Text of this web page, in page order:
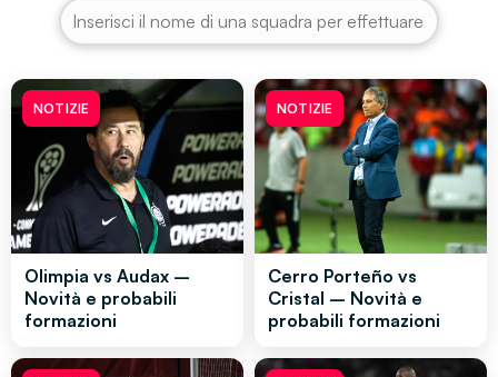
NOTIZIE
Olimpia vs Audax –
Novità e probabili
formazioni
NOTIZIE
Cerro Porteño vs
Cristal – Novità e
probabili formazioni